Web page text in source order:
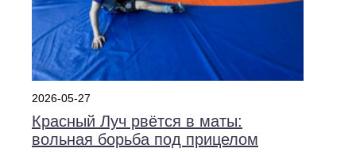
2026-05-27
Красный Луч рвётся в маты:
вольная борьба под прицелом